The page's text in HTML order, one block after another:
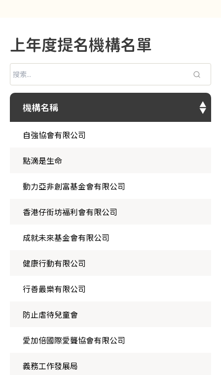
上年度提名機構名單
機構名稱
機構名稱
自強協會有限公司
點滴是生命
動力亞非創富基金會有限公司
香港仔街坊福利會有限公司
成就未來基金會有限公司
健康行動有限公司
行善最樂有限公司
防止虐待兒童會
愛加倍國際愛聾協會有限公司
義務工作發展局